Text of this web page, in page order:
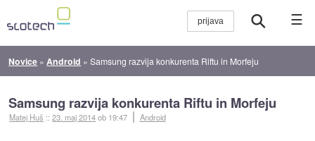
☰
Novice » Android »Samsung razvija konkurenta Riftu in Morfeju
Samsung razvija konkurenta Riftu in Morfeju
Matej Huš ::23. maj 2014ob 19:47 Android